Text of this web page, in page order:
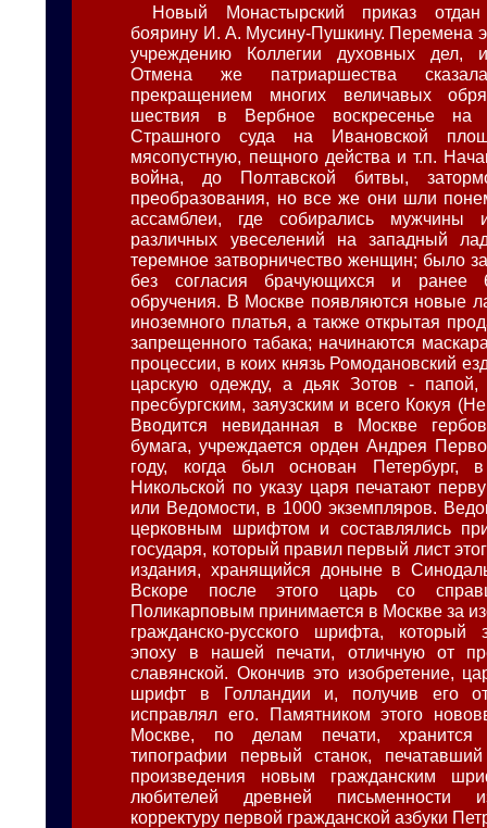
Новый Монастырский приказ
боярину И. А. Мусину-Пушкину. Перемена
учреждению Коллегии духовных дел,
Отмена же патриаршества
прекращением многих величавых
шествия в Вербное воскресенье на
Страшного суда на Ивановской
мясопустную, пещного действа и т.п.
война, до Полтавской битвы,
преобразования, но все же они шли
ассамблеи, где собирались
различных увеселений на западный
теремное затворничество женщин; было
без согласия брачующихся и ранее
обручения. В Москве появляются новые
иноземного платья, а также открытая
запрещенного табака; начинаются
процессии, в коих князь Ромодановский
царскую одежду, а дьяк Зотов - папой,
пресбургским, заяузским и всего Кокуя
Вводится невиданная в Москве
бумага, учреждается орден Андрея
году, когда был основан Петербург,
Никольской по указу царя печатают
или Ведомости, в 1000 экземпляров.
церковным шрифтом и составлялись
государя, который правил первый лист
издания, хранящийся доныне в
Вскоре после этого царь со
Поликарповым принимается в Москве за
гражданско-русского шрифта, который
эпоху в нашей печати, отличную от
славянской. Окончив это изобретение,
шрифт в Голландии и, получив его
исправлял его. Памятником этого
Москве, по делам печати, хранится
типографии первый станок,
произведения новым гражданским
любителей древней письменности
корректуру первой гражданской азбуки